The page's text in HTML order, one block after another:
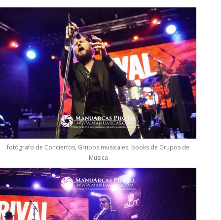
fotógrafo de Conciertos, Grupos musicales, books de Grupos de
Musica